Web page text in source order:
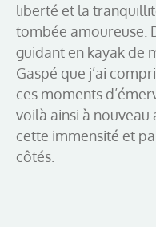
liberté et la
tombée amoureuse.
guidant en kayak de
Gaspé que j’ai
ces moments
voilà ainsi à
cette immensité et
côtés.